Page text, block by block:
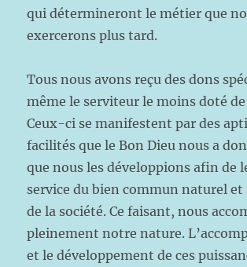
qui détermineront le métier que
exercerons plus tard.
Tous nous avons reçu des dons
même le serviteur le moins doté
Ceux-ci se manifestent par des
facilités que le Bon Dieu nous a
que nous les développions afin de
service du bien commun naturel
de la société. Ce faisant, nous
pleinement notre nature.
et le développement de ces